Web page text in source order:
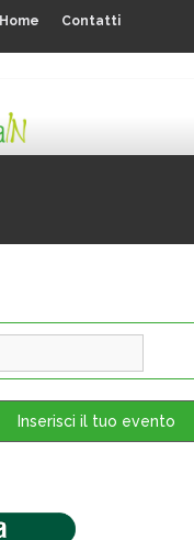
Home Contatti
Inserisci il tuo evento